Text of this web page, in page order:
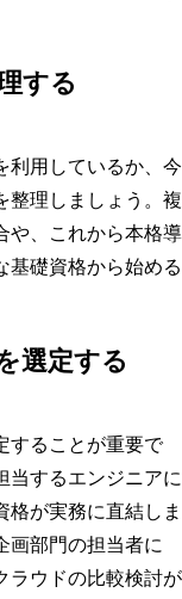
する
利用しているか、今
整理しましょう。複
や、これから本格導
基礎資格から始める
選定する
することが重要で
当するエンジニアに
格が実務に直結しま
画部門の担当者に
ラウドの比較検討が